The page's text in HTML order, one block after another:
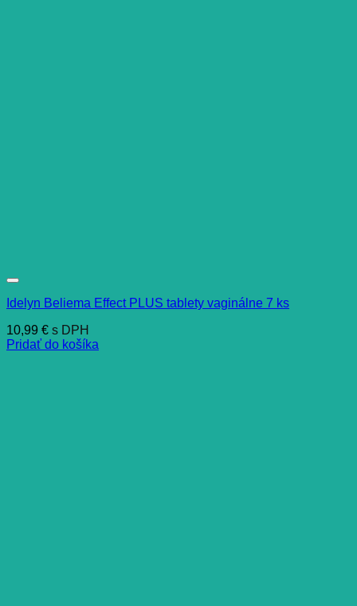
Idelyn Beliema Effect PLUS tablety vaginálne 7 ks
10,99 € s DPH
Pridať do košíka